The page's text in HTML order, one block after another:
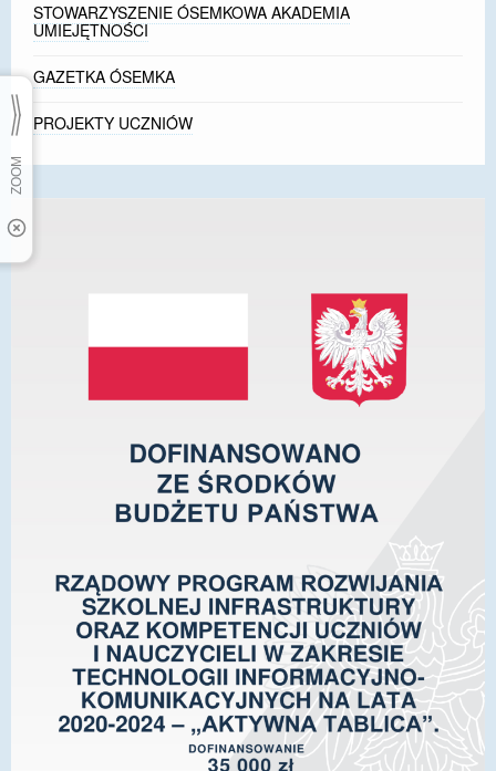
STOWARZYSZENIE ÓSEMKOWA AKADEMIA
UMIEJĘTNOŚCI
GAZETKA ÓSEMKA
PROJEKTY UCZNIÓW